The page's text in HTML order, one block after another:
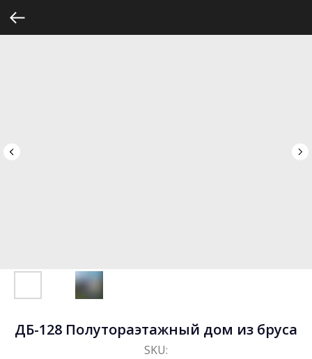
ДБ-128 Полутораэтажный дом из бруса
SKU: